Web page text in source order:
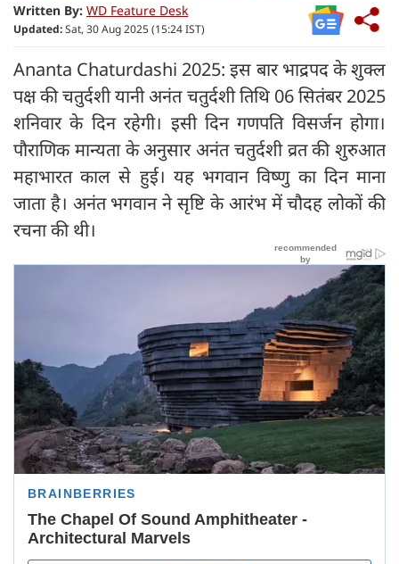
Written By: WD Feature Desk
Updated:Sat, 30 Aug 2025 (15:24 IST)
Ananta Chaturdashi 2025: इस बार भाद्रपद के शुक्ल
पक्ष की चतुर्दशी यानी अनंत चतुर्दशी तिथि 06 सितंबर 2025
शनिवार के दिन रहेगी। इसी दिन गणपति विसर्जन होगा।
पौराणिक मान्यता के अनुसार अनंत चतुर्दशी व्रत की शुरुआत
महाभारत काल से हुई। यह भगवान विष्णु का दिन माना
जाता है। अनंत भगवान ने सृष्टि के आरंभ में चौदह लोकों की
रचना की थी।